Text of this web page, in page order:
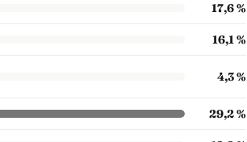
17,6 %
16,1 %
4,3 %
29,2 %